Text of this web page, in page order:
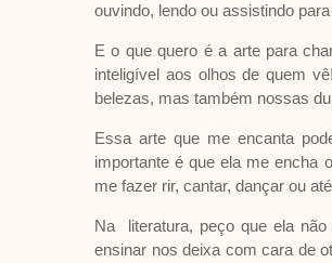
ouvindo, lendo ou assistindo
E o que quero é a arte para
inteligível aos olhos de quem
belezas, mas também nossas
Essa arte que me encanta
importante é que ela me encha
me fazer rir, cantar, dançar ou
Na literatura, peço que ela
ensinar nos deixa com cara de